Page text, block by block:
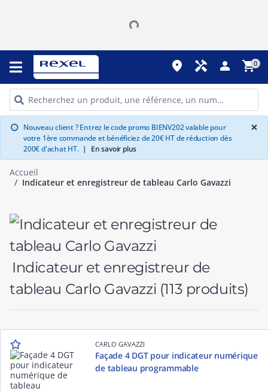
place handyman person shopping_cart0
info Nouveau client ? Entrez le code promo BIENV202 valable pour
votre 1ère commande et bénéficiez de 20€ HT de réduction dès
200€ d'achat HT. | En savoir plus
×
Accueil
Indicateur et enregistreur de tableau Carlo Gavazzi
Indicateur et enregistreur de
tableau Carlo Gavazzi (113 produits)
CARLO GAVAZZI
Façade 4 DGT pour indicateur numérique
de tableau programmable